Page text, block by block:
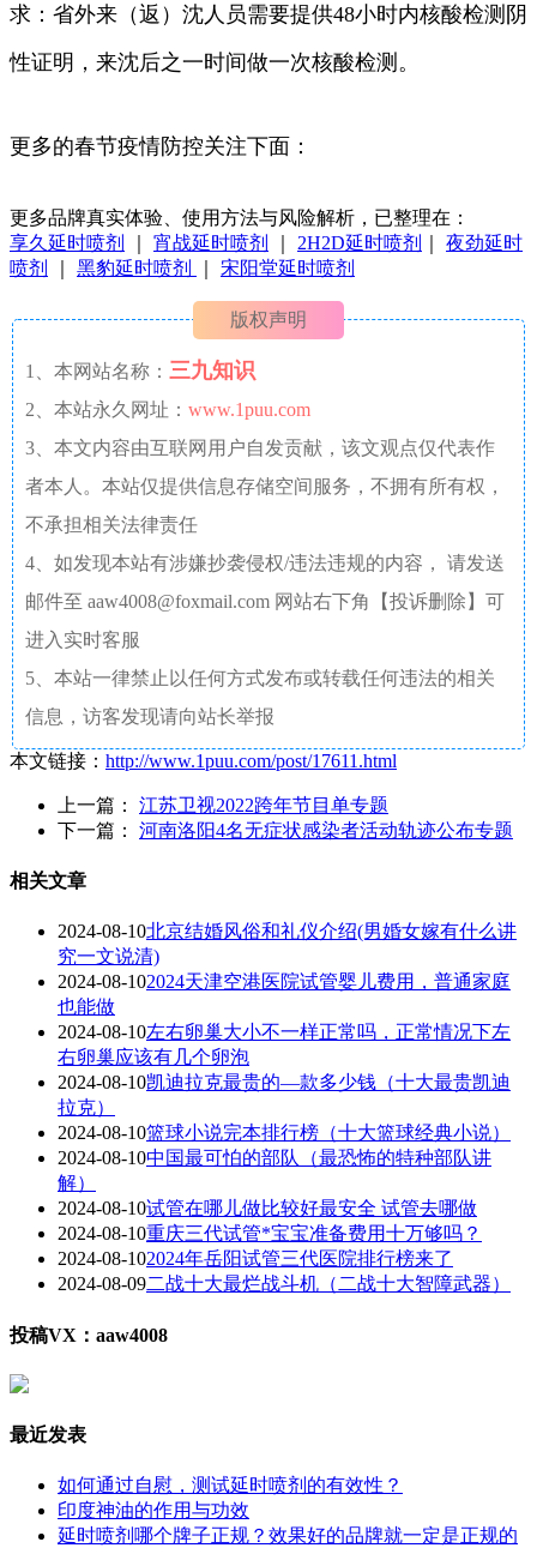
求：省外来（返）沈人员需要提供48小时内核酸检测阴
性证明，来沈后之一时间做一次核酸检测。
更多的春节疫情防控关注下面：
更多品牌真实体验、使用方法与风险解析，已整理在：
享久延时喷剂
宵战延时喷剂 2H2D延时喷剂
夜劲延时
喷剂
黑豹延时喷剂 宋阳堂延时喷剂
版权声明
1、本网站名称： 三九知识
2、本站永久网址： www.1puu.com
3、本文内容由互联网用户自发贡献，该文观点仅代表作
者本人。本站仅提供信息存储空间服务，不拥有所有权，
不承担相关法律责任
4、如发现本站有涉嫌抄袭侵权/违法违规的内容， 请发送
邮件至 aaw4008@foxmail.com 网站右下角【投诉删除】可
进入实时客服
5、本站一律禁止以任何方式发布或转载任何违法的相关
信息，访客发现请向站长举报
本文链接： http://www.1puu.com/post/17611.html
上一篇： 江苏卫视2022跨年节目单专题
下一篇： 河南洛阳4名无症状感染者活动轨迹公布专题
相关文章
2024-08-10北京结婚风俗和礼仪介绍(男婚女嫁有什么讲
究一文说清)
2024-08-102024天津空港医院试管婴儿费用，普通家庭
也能做
2024-08-10左右卵巢大小不一样正常吗，正常情况下左
右卵巢应该有几个卵泡
2024-08-10凯迪拉克最贵的—款多少钱（十大最贵凯迪
拉克）
2024-08-10篮球小说完本排行榜（十大篮球经典小说）
2024-08-10中国最可怕的部队（最恐怖的特种部队讲
解）
2024-08-10试管在哪儿做比较好最安全 试管去哪做
2024-08-10重庆三代试管*宝宝准备费用十万够吗？
2024-08-102024年岳阳试管三代医院排行榜来了
2024-08-09二战十大最烂战斗机（二战十大智障武器）
投稿VX：aaw4008
最近发表
如何通过自慰，测试延时喷剂的有效性？
印度神油的作用与功效
延时喷剂哪个牌子正规？效果好的品牌就一定是正规的